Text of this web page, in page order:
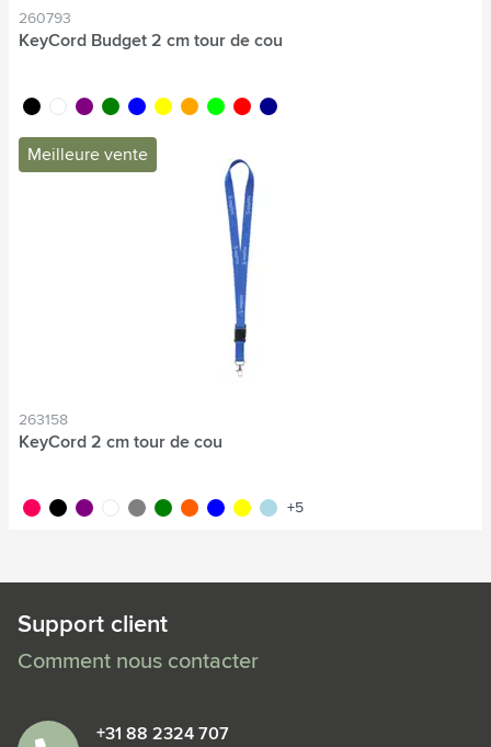
260793
KeyCord Budget 2 cm tour de cou
noir blancpourpre
vert bleu jauneorange
lime rougebleu foncé
Meilleure vente
263158
KeyCord 2 cm tour de cou
rose fluo
noir pourpreblancgris vert orange fluo
bleu jaunebleu clair
+5
Support client
Comment nous contacter
+31 88 2324 707